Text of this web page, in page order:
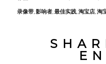
录像带, 影响者, 最佳实践, 淘宝店, 淘